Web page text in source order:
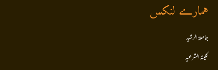
ہمارے لنکس
جامعۃ الرشید
کلیتہ الشرعیہ